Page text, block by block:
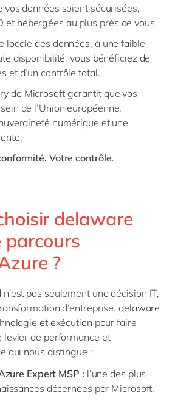
données soient sécurisées,
et hébergées au plus près de vous.
locale des données, à une faible
disponibilité, vous bénéficiez de
et d’un contrôle total.
de Microsoft garantit que vos
de l’Union européenne,
numérique et une
Votre contrôle.
delaware
parcours
?
pas seulement une décision IT,
d’entreprise. delaware
et exécution pour faire
levier de performance et
qui nous distingue :
Expert MSP : l’une des plus
décernées par Microsoft.